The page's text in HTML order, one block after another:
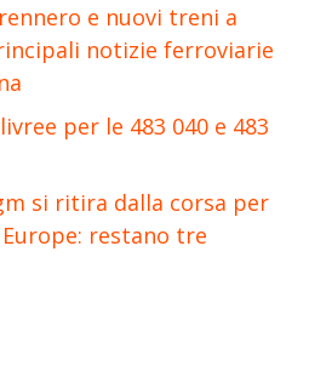
e nuovi treni a
notizie ferroviarie
per le 483 040 e 483
si ritira dalla corsa per
restano tre